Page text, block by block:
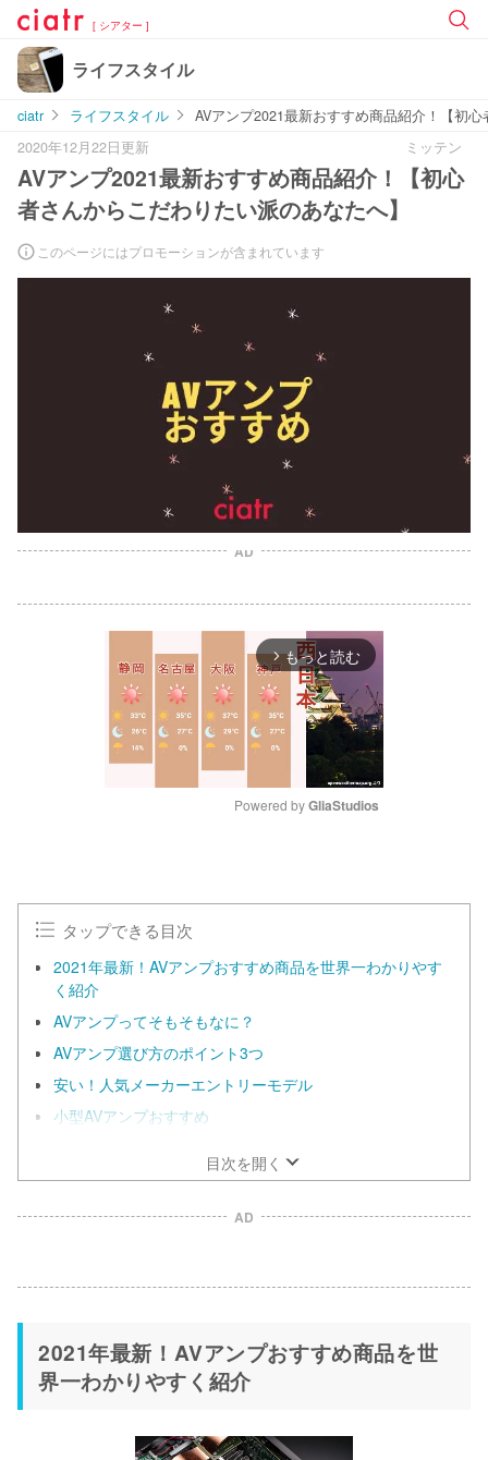
[ シアター ]
ライフスタイル
ciatr ライフスタイル
AVアンプ2021最新おすすめ商品紹介！【初
2020年12月22日更新
ミッテン
AVアンプ2021最新おすすめ商品紹介！【初心
者さんからこだわりたい派のあなたへ】
このページにはプロモーションが含まれています
AD
arrow_forward_ios もっと読む
Powered by GliaStudios
タップできる目次
2021年最新！AVアンプおすすめ商品を世界一わかりやす
く紹介
AVアンプってそもそもなに？
AVアンプ選び方のポイント3つ
安い！人気メーカーエントリーモデル
小型AVアンプおすすめ
目次を開く
AD
2021年最新！AVアンプおすすめ商品を世
界一わかりやすく紹介